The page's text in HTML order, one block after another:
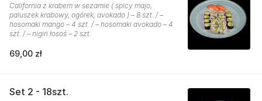
California z krabem w sezamie ( spicy majo,
paluszek krabowy, ogórek, avokado ) – 8 szt. / –
hosomaki mango – 4 szt. / – hosomaki avokado – 4
szt. / – nigiri łosoś – 2 szt.
69,00 zł
Set 2 - 18szt.